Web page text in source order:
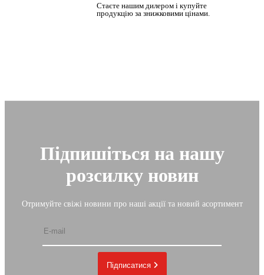
Стаєте нашим дилером і купуйте
продукцію за знижковими цінами.
Підпишіться на нашу
розсилку новин
Отримуйте свіжі новини про наші акції та новий асортимент
Підписатися